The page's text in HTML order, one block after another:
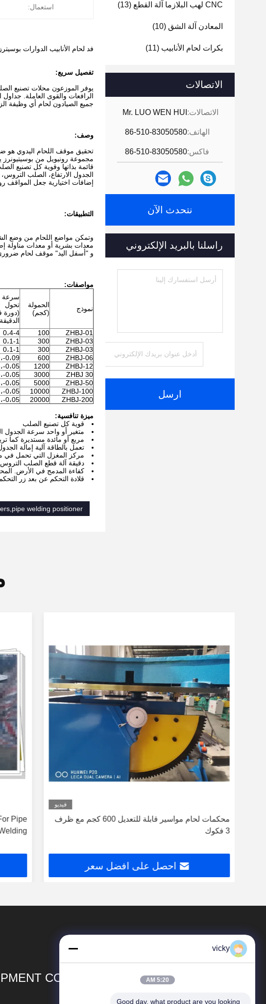
CNC لهب البلازما آلة القطع (13)
المعادن آلة الشق (10)
بكرات لحام الأنابيب (11)
الاتصالات
الاتصالات: Mr. LUO WEN HUI
الهاتف:86-510-83050580
فاكس:86-510-83050580
نتحدث الآن
راسلنا بالبريد الإلكتروني
ارسل
استعمال:
فد لحام الأنابيب الدوارات
تفصيل سريع:
يوفر الموزعون محلات تصنيع
الرافعات والقوى العاملة.
جميع الصيادون لحام أي وظيفة
وصف:
تحقيق موقف اللحام اليدوي هو
مجموعة رونيويل من بوسيتيونرز يوفر أسرع
الجدول الارتفاع، الصلب
إضافات اختيارية جعل المواقف
التطبيقات:
وتمكن مواضع اللحام من وضع
معدات بشرية أو معدات مناولة
و "أسفل اليد" موقف لحام ضروري
مواصفات:
نموذج
الحمولة
(كجم)
سرعة
تحول
(دورة
ZHBJ-01
100 0،4-4
ZHBJ-03
300 0،1-1
ZHBJ-03
300 0،1-1
ZHBJ-06
600 0،09-،9
ZHBJ-12
1200 0،05-،5
ZHBJ 30
3000 0،05-،5
ZHBJ-50
5000 0،05-،5
ZHBJ-100
10000 0،05-،5
ZHBJ-200
20000 0،05-،5
ميزة تنافسية:
قوية كل تصنيع الصلب
متغير أو واحد سرعة الجدول
مربع أو مائدة مستديرة كما
تعمل بالطاقة آلية إمالة الجدول من خلال 135 درجة، بما في ذلك الحد
مركز المغزل التي تحمل في
دقيقة آلة قطع الصلب التروس.
كفاءة المدمج في الأرض.
قلادة التحكم عن بعد زر
welding positioner
فيديو
محكمات لحام مواسير قابلة للتعديل 600 كجم مع ظرف
3 فكوك
احصل على افضل سعر
CO.,LTD
vicky
5:20 AM
Good day, what product are you looking